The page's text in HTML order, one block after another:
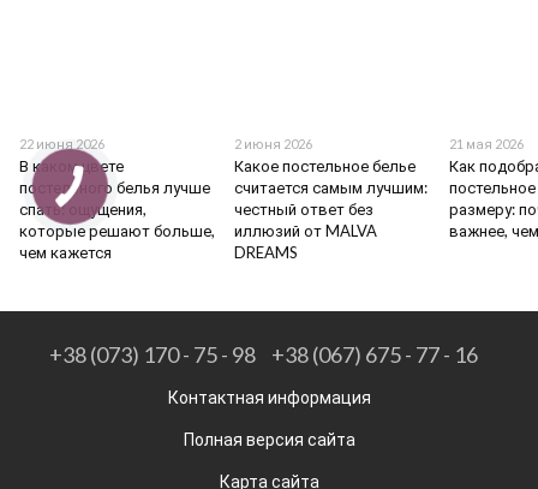
22 июня 2026
В каком цвете
постельного белья лучше
спать: ощущения,
которые решают больше,
чем кажется
2 июня 2026
Какое постельное белье
считается самым лучшим:
честный ответ без
иллюзий от MALVA
DREAMS
21 мая 2026
Как
размеру:
важнее,
+38 (073) 170 - 75 - 98 +38 (067) 675 - 77 - 16
Контактная информация
Полная версия сайта
Карта сайта